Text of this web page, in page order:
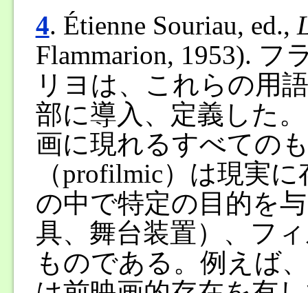
4. Étienne Souriau, ed.,
Flammarion, 1953). フ
リヨは、これらの用
部に導入、定義した
画に現れるすべての
（profilmic）は現実
の中で特定の目的を
具、舞台装置）、フ
ものである。例えば